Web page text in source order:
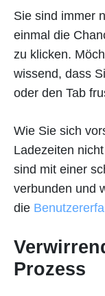
Sie sind immer
einmal die
zu klicken.
wissend, dass
oder den Tab
Wie Sie sich
Ladezeiten
sind mit einer
verbunden und
die
Prozess